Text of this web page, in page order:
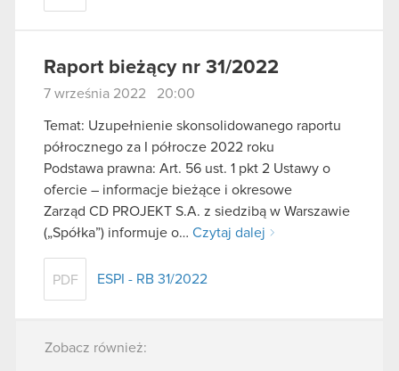
Raport bieżący nr 31/2022
7 września 2022 20:00
Temat: Uzupełnienie skonsolidowanego raportu
półrocznego za I półrocze 2022 roku
Podstawa prawna: Art. 56 ust. 1 pkt 2 Ustawy o
ofercie – informacje bieżące i okresowe
Zarząd CD PROJEKT S.A. z siedzibą w Warszawie
(„Spółka”) informuje o… Czytaj dalej
PDF ESPI - RB 31/2022
Zobacz również: